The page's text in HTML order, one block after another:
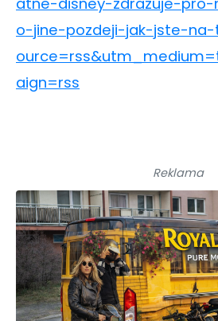
o-jine-pozdeji-jak-jste-
aign=rss
Reklama